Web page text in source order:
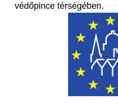
védőpince térségében.